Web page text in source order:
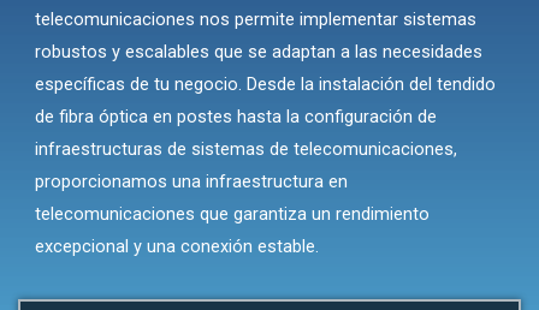
telecomunicaciones nos permite implementar sistemas
robustos y escalables que se adaptan a las necesidades
específicas de tu negocio. Desde la instalación deltendido
de fibra óptica en postes hasta laconfiguración de
infraestructuras de sistemas de telecomunicaciones,
proporcionamos una infraestructura en
telecomunicaciones que garantiza un rendimiento
excepcional y una conexión estable.